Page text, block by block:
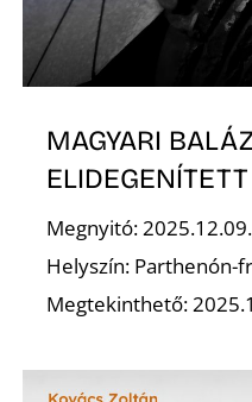
MAGYARI
Megnyitó:
Helyszín: Parthenón-
Megtekinthető: